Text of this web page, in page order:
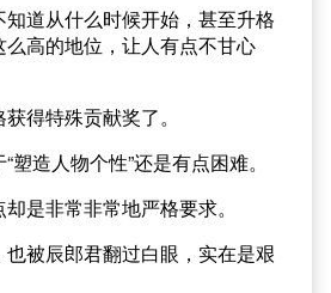
道从什么时候开始，甚至升格
高的地位，让人有点不甘心
得特殊贡献奖了。
塑造人物个性”还是有点困难。
是非常非常地严格要求。
被辰郎君翻过白眼，实在是艰